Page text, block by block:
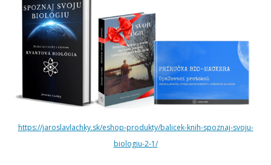
https://jaroslavlachky.sk/eshop-produkty/balicek-knih-spoznaj-svoju-
biologiu-2-1/